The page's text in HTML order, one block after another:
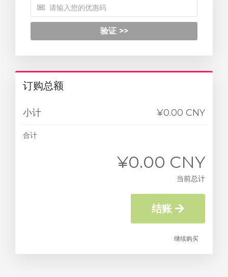
验证 >>
订购总额
小计 ¥0.00 CNY
合计
¥0.00 CNY
当前总计
结账
继续购买